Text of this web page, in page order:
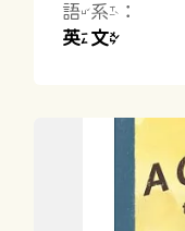
語系：
英文